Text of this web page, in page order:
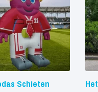
Schieten